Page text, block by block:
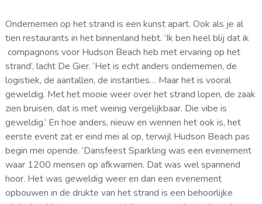
Ondernemen op het strand is een kunst apart. Ook als je al
tien restaurants in het binnenland hebt. ‘Ik ben heel blij dat ik
compagnons voor Hudson Beach heb met ervaring op het
strand’, lacht De Gier. ‘Het is echt anders ondernemen, de
logistiek, de aantallen, de instanties… Maar het is vooral
geweldig. Met het mooie weer over het strand lopen, de zaak
zien bruisen, dat is met weinig vergelijkbaar. Die vibe is
geweldig.’ En hoe anders, nieuw en wennen het ook is, het
eerste event zat er eind mei al op, terwijl Hudson Beach pas
begin mei opende. ‘Dansfeest Sparkling was een evenement
waar 1200 mensen op afkwamen. Dat was wel spannend
hoor. Het was geweldig weer en dan een evenement
opbouwen in de drukte van het strand is een behoorlijke